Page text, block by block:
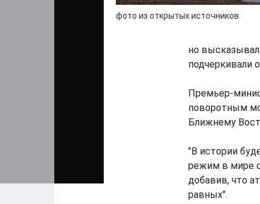
фото из открытых источников
но
подчеркивали
Премьер-
поворотным
Ближнему
"В истории
режим в мире
добавив, что
равных".